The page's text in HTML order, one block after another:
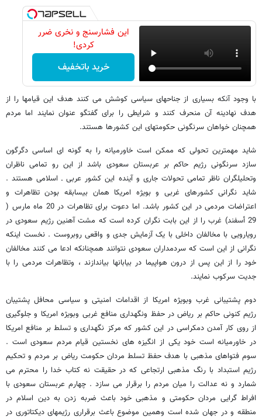
این فشارسنج و نخری ضرر
کردی!
خرید باتخفیف
با وجود آنکه بسیاری از جناحهای سیاسی کوشش می کنند هدف این قیامها را از
هدف نهادینه آن منحرف کنند و شرایطی را برای گفتگو عنوان نمایند اما مردم
همچنان خواهان سرنگونی حکومتهای این کشورها هستند.
شاید مهمترین تحولی که ممکن است خاورمیانه را به گونه ای اساسی دگرگون
سازد سرنگونی رژیم حاکم بر عربستان سعودی باشد از این رو تمامی ناظران
وتحلیلگران ناظر تمامی تحولات جاری و آینده این کشور عربی ـ اسلامی هستند .
شاید نگرانی کشورهای غربی و بویژه امریکا همان بیسابقه بودن تظاهرات و
اعتراضات مردمی در این کشور باشد. اما دعوت برای تظاهرات در 20 ماه مارس (
29 أسفند) غرب را از این بابت نگران کرده است که مشت آهنین رژیم سعودی در
رویارویی با مخالفان داخلی با یک آزمایش جدی و واقعی روبروست . نخست اینکه
نگرانی از این است که سردمداران سعودی نتوانند همچنانکه ادعا می کنند مخالفان
خود را از این پس از درون هواپیما در بیابانها بیاندازند ، وتظاهرات مردمی را با
جدیت سرکوب نمایند.
دوم پشتیبانی غرب وبویژه امریکا از اقدامات امنیتی و سیاسی محافل پشتیبان
رژیم کنونی حاکم بر ریاض در حفظ ونگهداری منافع غربی وبویژه امریکا و جلوگیری
از روی کار آمدن دمکراسی در این کشور که مرکز نگهداری و تسلط بر منافع امریکا
در خاورمیانه است خود یکی از انگیزه های نخستین قیام مردم سعودی است .
سوم فتواهای مذهبی با هدف حفظ تسلط مردان حکومت ریاض بر مردم و تحکیم
رژیم استبداد با رنگ مذهبی ارتجاعی که در حقیقت نه کتاب خدا را محترم می
شمارد و نه عدالت را میان مردم را برقرار می سازد . چهارم عربستان سعودی با
افراط گرایی مردان حکومتی و مذهبی خود باعث ضربه زدن به دین اسلام در
منطقه و در جهان شده است وهمین موضوع باعث برقراری رژیمهای دیکتاتوری در